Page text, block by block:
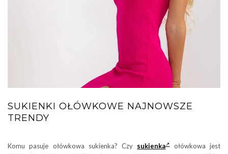
SUKIENKI OŁÓWKOWE NAJNOWSZE
TRENDY
Komu pasuje ołówkowa sukienka? Czy sukienka ołówkowa jest